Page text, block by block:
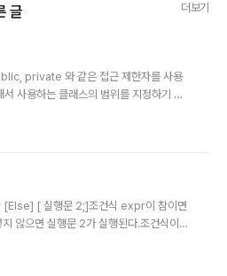
글 더보기
private 와 같은 접근 제한자를 사용
사용하는 클래스의 범위를 지정하기 위
을 ‘접근 제어’라고 한다. 1단계 public
용만 접근이 가능해진다. 3단계 default
지 않는 명령으로.. 같은 패키지에 있는
private 외부객체에 접근을 10..
[Else] [ 실행문 2;]조건식 expr이 참이면
않으면 실행문 2가 실행된다.조건식이
에 “;”을 쓰면 된다.-> Java ex) Public